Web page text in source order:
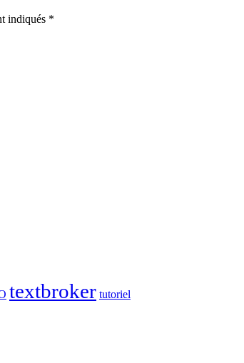
indiqués *
textbroker tutoriel